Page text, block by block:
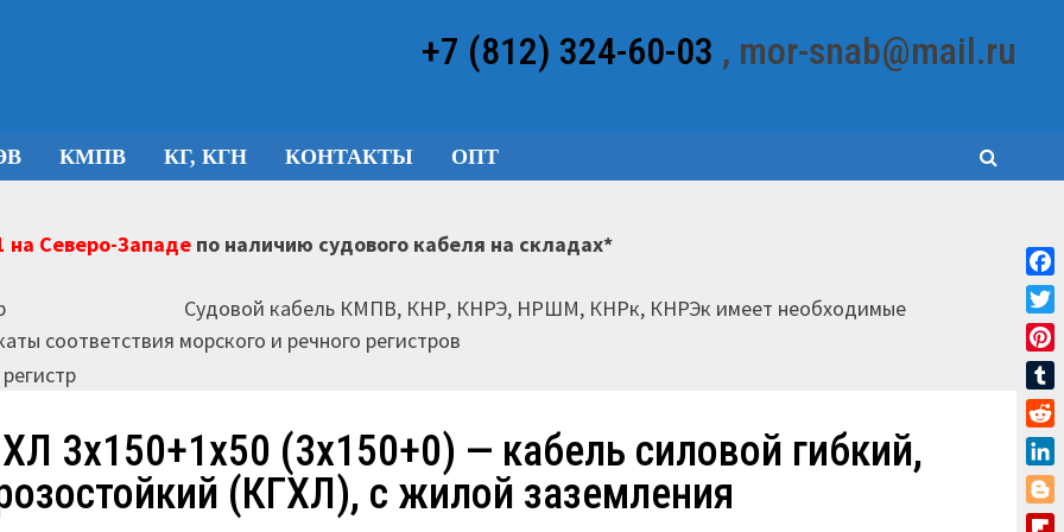
+7 (812) 324-60-03 , mor-snab@mail.ru
КМПВ КГ, КГН КОНТАКТЫ ОПТ
Северо-Западепо наличию судового кабеля на складах*
Судовой кабель КМПВ, КНР, КНРЭ, НРШМ, КНРк, КНРЭк имеет необходимые
соответствия морского и речного регистров
3х150+1х50 (3х150+0) — кабель силовой гибкий,
(КГХЛ), с жилой заземления